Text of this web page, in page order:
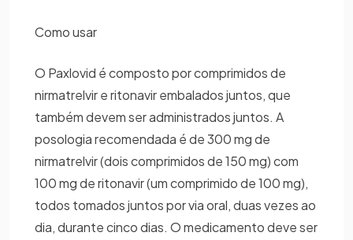
Como usar
O Paxlovid é composto por comprimidos de
nirmatrelvir e ritonavir embalados juntos, que
também devem ser administrados juntos. A
posologia recomendada é de 300 mg de
nirmatrelvir (dois comprimidos de 150 mg) com
100 mg de ritonavir (um comprimido de 100 mg),
todos tomados juntos por via oral, duas vezes ao
dia, durante cinco dias. O medicamento deve ser